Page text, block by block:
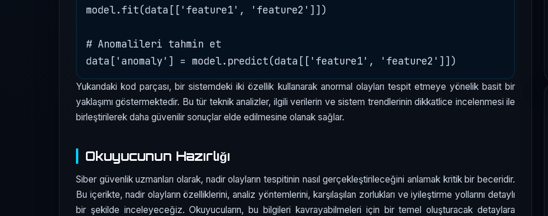
model.fit(data[['feature1', 'feature2']])
# Anomalileri tahmin et
Yukarıdaki kod parçası, bir sistemdeki iki özellik kullanarak anormal olayları tespit etmeye yönelik basit bir
yaklaşımı göstermektedir. Bu tür teknik analizler, ilgili verilerin ve sistem trendlerinin dikkatlice incelenmesi ile
birleştirilerek daha güvenilir sonuçlar elde edilmesine olanak sağlar.
Okuyucunun Hazırlığı
Siber güvenlik uzmanları olarak, nadir olayların tespitinin nasıl gerçekleştirileceğini anlamak kritik bir beceridir.
Bu içerikte, nadir olayların özelliklerini, analiz yöntemlerini, karşılaşılan zorlukları ve iyileştirme yollarını detaylı
bir şekilde inceleyeceğiz. Okuyucuların, bu bilgileri kavrayabilmeleri için bir temel oluşturacak detaylara